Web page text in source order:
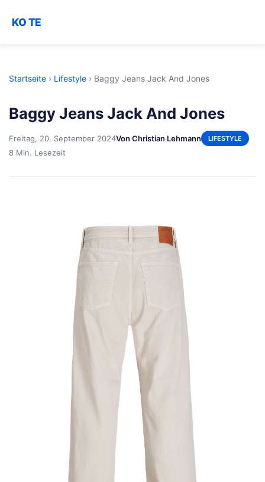
KO TE
Startseite › Lifestyle › Baggy Jeans Jack And Jones
Baggy Jeans Jack And Jones
Freitag, 20. September 2024Von Christian Lehmann LIFESTYLE
8 Min. Lesezeit